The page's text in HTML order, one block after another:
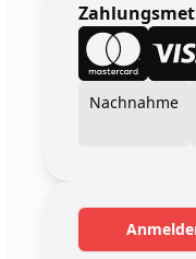
Nachnahme